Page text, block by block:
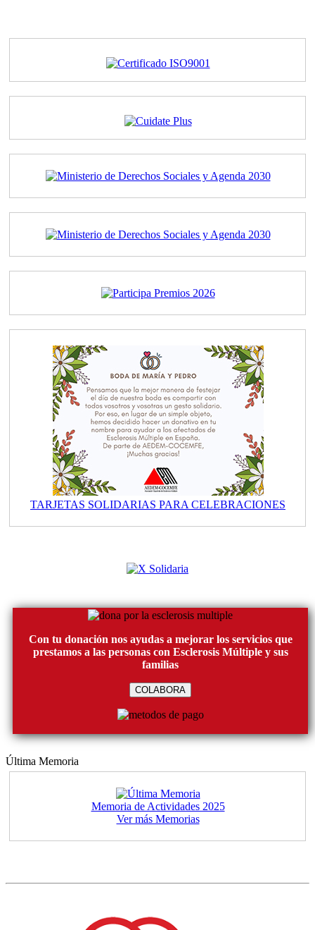
TARJETAS SOLIDARIAS PARA CELEBRACIONES
Con tu donación nos ayudas a mejorar los servicios que
prestamos a las personas con Esclerosis Múltiple y sus
familias
COLABORA
Última Memoria
Memoria de Actividades 2025
Ver más Memorias